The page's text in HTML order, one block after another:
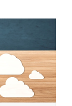
con la